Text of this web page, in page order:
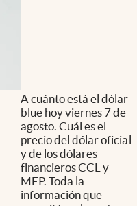
A cuánto está el dólar
blue hoy viernes 7 de
agosto. Cuál es el
precio del dólar oficial
y de los dólares
financieros CCL y
MEP. Toda la
información que